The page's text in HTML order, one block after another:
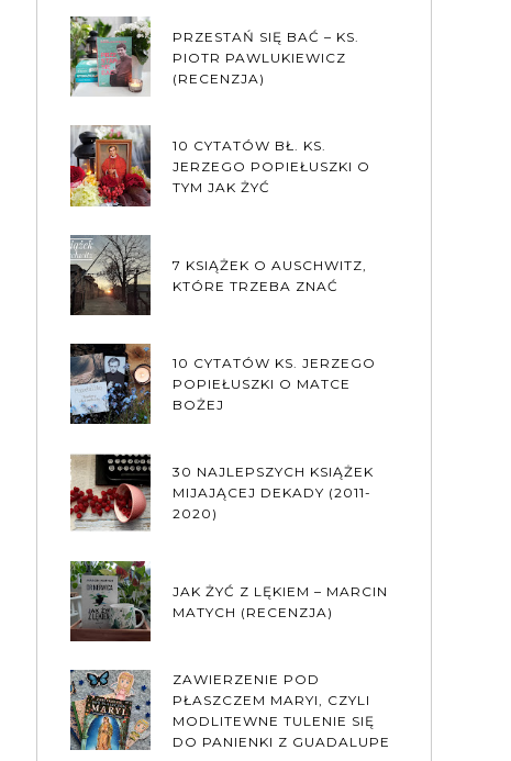
PRZESTAŃ SIĘ BAĆ – KS.
PIOTR PAWLUKIEWICZ
(RECENZJA)
10 CYTATÓW BŁ. KS.
JERZEGO POPIEŁUSZKI O
TYM JAK ŻYĆ
7 KSIĄŻEK O AUSCHWITZ,
KTÓRE TRZEBA ZNAĆ
10 CYTATÓW KS. JERZEGO
POPIEŁUSZKI O MATCE
BOŻEJ
30 NAJLEPSZYCH KSIĄŻEK
MIJAJĄCEJ DEKADY (2011-
2020)
JAK ŻYĆ Z LĘKIEM – MARCIN
MATYCH (RECENZJA)
ZAWIERZENIE POD
PŁASZCZEM MARYI, CZYLI
MODLITEWNE TULENIE SIĘ
DO PANIENKI Z GUADALUPE